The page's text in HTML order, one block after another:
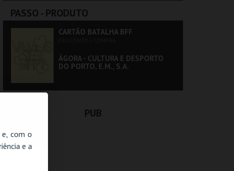
com o
e a
PASSO - PRODUTO
CARTÃO BATALHA BFF
ÁGORA - CULTURA E DESPORTO
DO PORTO, E.M., S.A.
PUB